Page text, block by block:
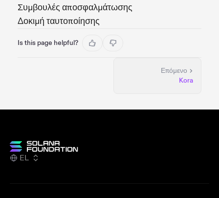
Συμβουλές αποσφαλμάτωσης
Δοκιμή ταυτοποίησης
Is this page helpful?
Επόμενο
Kora
EL